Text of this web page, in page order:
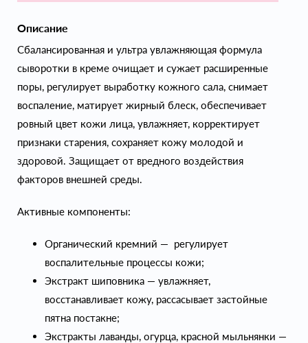
Описание
Сбалансированная и ультра увлажняющая формула
сыворотки в креме очищает и сужает расширенные
поры, регулирует выработку кожного сала, снимает
воспаление, матирует жирный блеск, обеспечивает
ровный цвет кожи лица, увлажняет, корректирует
признаки старения, сохраняет кожу молодой и
здоровой. Защищает от вредного воздействия
факторов внешней среды.
Активные компоненты:
Органический кремний — регулирует
воспалительные процессы кожи;
Экстракт шиповника — увлажняет,
восстанавливает кожу, рассасывает застойные
пятна постакне;
Экстракты лаванды, огурца, красной мыльнянки —